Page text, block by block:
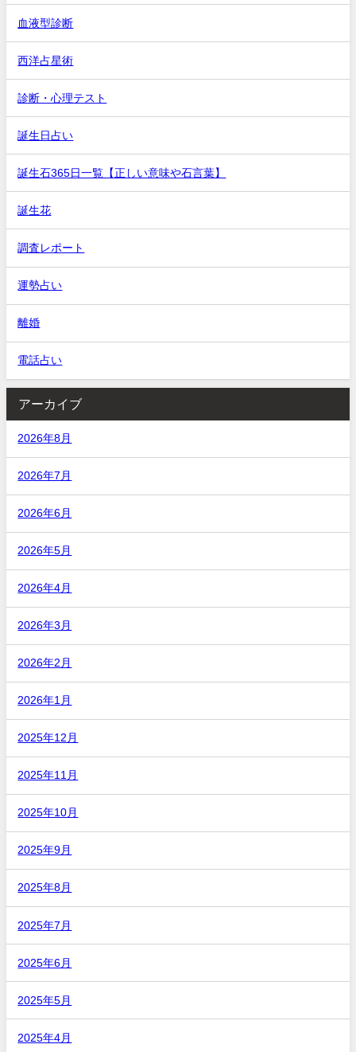
血液型診断
西洋占星術
診断・心理テスト
誕生日占い
誕生石365日一覧【正しい意味や石言葉】
誕生花
調査レポート
運勢占い
離婚
電話占い
アーカイブ
2026年8月
2026年7月
2026年6月
2026年5月
2026年4月
2026年3月
2026年2月
2026年1月
2025年12月
2025年11月
2025年10月
2025年9月
2025年8月
2025年7月
2025年6月
2025年5月
2025年4月